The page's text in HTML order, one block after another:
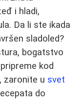
i hladi,
Da li ste ikada
sladoled?
bogatstvo
kod
zaronite u svet
do